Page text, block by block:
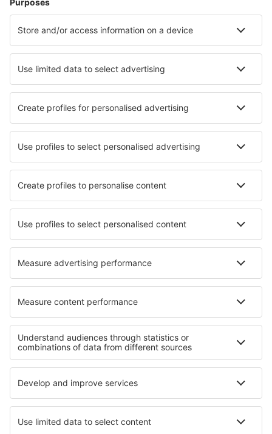
Cazare în Sandton
Cazare în Melkbosstrand Cazare în Krugersdorp
Cazare în Sabi Cazare în Robertson
Cele mai bune locuri de cazare - orașe
Cazare în Lachelle Cazare Lubiny
Cazare în Saint-Jean Cazare în Senorbi
Cazare în Marquez Cazare în Kirriemuir
Cazare în Bonnieux Cazare în Cabanillas Del Campo
Cele mai bune locuri de cazare - regiuni
Cazare in Sabi Sand Game Reserve
Cazare in Parcul Național West Coast
Cazare in Addo Elephant National Park
Cazare in Parcul Național Augrabies Falls
Cazare în Delta Dunării Cazare in Val Rendena